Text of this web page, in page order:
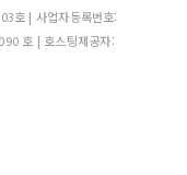
호 | 사업자등록번호:
호 | 호스팅제공자: